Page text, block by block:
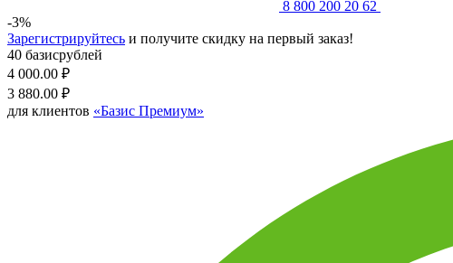
8 800 200 20 62
-3%
Зарегистрируйтесь и получите скидку на первый заказ!
40 базисрублей
4 000.00 ₽
3 880.00 ₽
для клиентов «Базис Премиум»